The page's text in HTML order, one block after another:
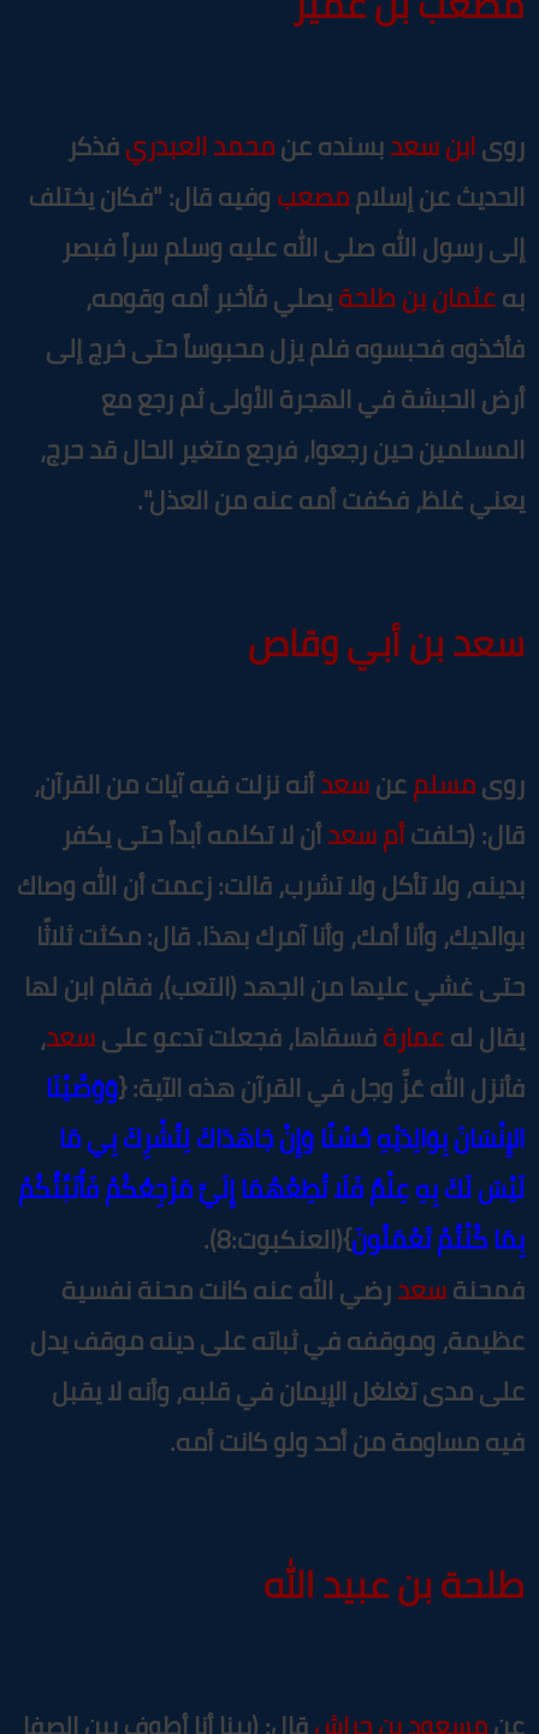
ابن سعدبسنده عنمحمد العبدريفذكر
عن إسلاممصعبوفيه قال: "فكان يختلف
رسول الله صلى الله عليه وسلم سراً فبصر
عثمان بن طلحةيصلي فأخبر أمه وقومه،
فحبسوه فلم يزل محبوساً حتى خرج إلى
الحبشة في الهجرة الأولى ثم رجع مع
حين رجعوا، فرجع متغير الحال قد حرج،
غلظ، فكفت أمه عنه من العذل".
بن أبي وقاص
مسلمعنسعدأنه نزلت فيه آيات من القرآن،
(حلفتأم سعدأن لا تكلمه أبداً حتى يكفر
ولا تأكل ولا تشرب، قالت: زعمت أن الله وصاك
وأنا أمك، وأنا آمرك بهذا. قال: مكثت ثلاثًا
غشي عليها من الجهد (التعب)، فقام ابن لها
لهعمارةفسقاها، فجعلت تدعو علىسعد،
الله عَزَّ وجل في القرآن هذه الآية: {وَوَصَّيْنَا
بِوَالِدَيْهِ حُسْنًا وَإِنْ جَاهَدَاكَ لِتُشْرِكَ بِي مَا
لَكَ بِهِ عِلْمٌ فَلَا تُطِعْهُمَا إِلَيَّ مَرْجِعُكُمْ فَأُنَبِّئُكُمْ
كُنْتُمْ تَعْمَلُونَ
}(العنكبوت:8).
سعدرضي الله عنه كانت محنة نفسية
وموقفه في ثباته على دينه موقف يدل
مدى تغلغل الإيمان في قلبه، وأنه لا يقبل
مساومة من أحد ولو كانت أمه.
بن عبيد الله